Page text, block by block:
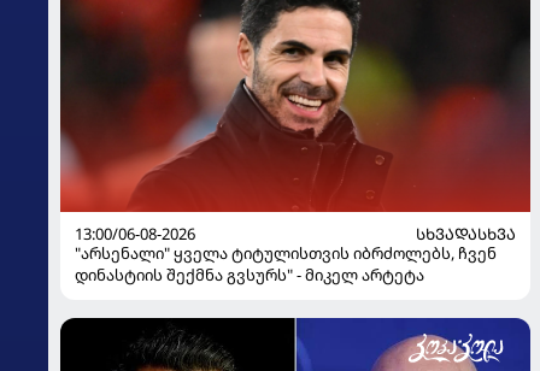
13:00/06-08-2026
ᲡᲮᲕᲐᲓᲐᲡᲮᲕᲐ
"არსენალი" ყველა ტიტულისთვის იბრძოლებს, ჩვენ
დინასტიის შექმნა გვსურს" - მიკელ არტეტა